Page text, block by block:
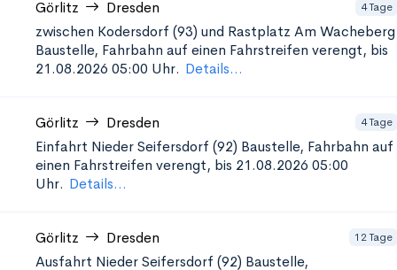
Görlitz Dresden 4 Tage
zwischen Kodersdorf (93) und Rastplatz Am Wacheberg
Baustelle, Fahrbahn auf einen Fahrstreifen verengt, bis
21.08.2026 05:00 Uhr. Details...
Görlitz Dresden 4 Tage
Einfahrt Nieder Seifersdorf (92) Baustelle, Fahrbahn auf
einen Fahrstreifen verengt, bis 21.08.2026 05:00
Uhr. Details...
Görlitz Dresden 12 Tage
Ausfahrt Nieder Seifersdorf (92) Baustelle,